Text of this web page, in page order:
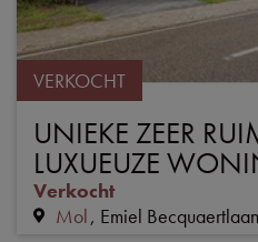
VERKOCHT
UNIEKE ZEER
LUXUEUZE
Verkocht
Mol Emiel